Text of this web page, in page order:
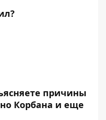
причины
Корбана и еще